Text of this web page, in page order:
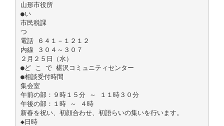
山形市役所
●い
市民税課
つ
電話 ６４１－１２１２
内線 ３０４～３０７
２月２５日（水）
●ど こ で 椹沢コミュニティセンター
●相談受付時間
集会室
午前の部：９時１５分 ～ １１時３０分
午後の部：１時 ～ ４時
新春を祝い、初顔合わせ、初語らいの集いを行います。
◆日時